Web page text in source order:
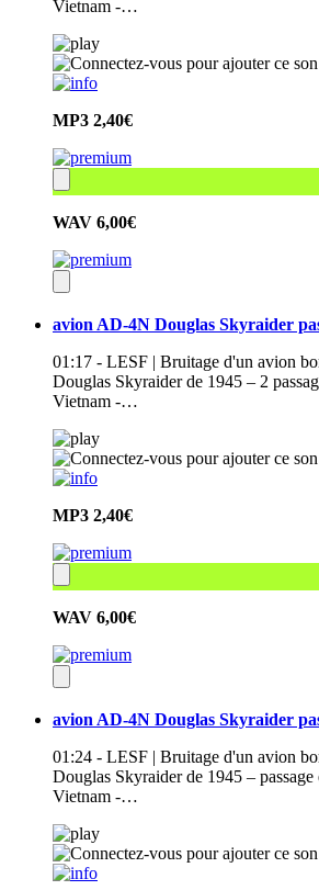
Vietnam -…
MP3 2,40€
WAV 6,00€
avion AD-4N Douglas Skyraider
01:17 - LESF | Bruitage d'un avion
Douglas Skyraider de 1945 – 2
Vietnam -…
MP3 2,40€
WAV 6,00€
avion AD-4N Douglas Skyraider
01:24 - LESF | Bruitage d'un avion
Douglas Skyraider de 1945 –
Vietnam -…